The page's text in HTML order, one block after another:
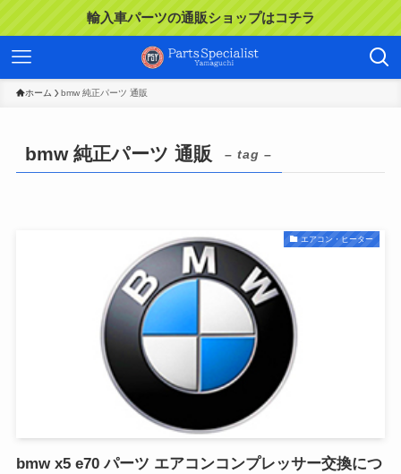
輸入車パーツの通販ショップはコチラ
ホーム bmw 純正パーツ 通販
bmw 純正パーツ 通販 – tag –
エアコン・ヒーター
bmw x5 e70 パーツ エアコンコンプレッサー交換につ